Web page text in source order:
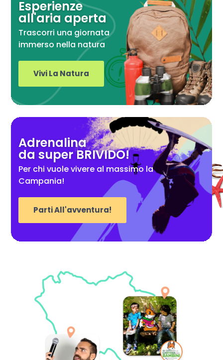
Esperienze
all'aria aperta
Trascorri una giornata
immerso nella natura
Vivi La Natura
Adrenalina
da super BRIVIDO!
Per chi vuole vivere al massimo la
Campania!
Parti All'avventura!